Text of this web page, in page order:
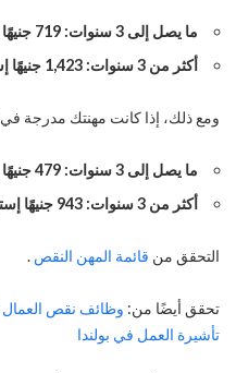
ما يصل إلى 3 سنوات: 719 جنيهًا إسترلينيًا للشخص الواحد
أكثر من 3 سنوات: 1,423 جنيهًا إسترلينيًا للشخص الواحد
ومع ذلك، إذا كانت مهنتك مدرجة في
ما يصل إلى 3 سنوات: 479 جنيهًا إسترلينيًا للشخص الواحد
أكثر من 3 سنوات: 943 جنيهًا إسترلينيًا للشخص الواحد
التحقق من قائمة المهن النقص .
تحقق أيضًا من:
تأشيرة العمل في بولندا